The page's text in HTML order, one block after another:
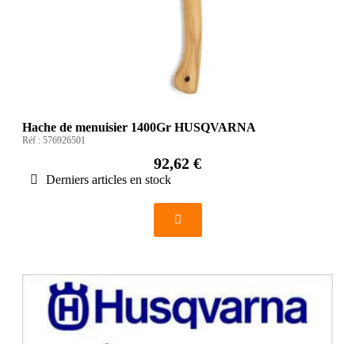
Hache de menuisier 1400Gr HUSQVARNA
Réf : 576926501
92,62 €
Derniers articles en stock